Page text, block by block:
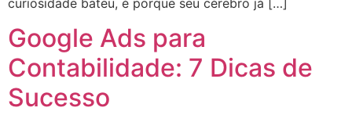
Google Ads para
Contabilidade: 7 Dicas de
Sucesso